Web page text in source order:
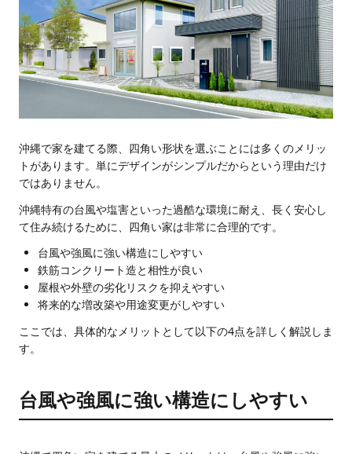
沖縄で家を建てる際、四角い形状を選ぶことには多くのメリッ
トがあります。単にデザインがシンプルだからという理由だけ
ではありません。
沖縄特有の台風や塩害といった過酷な環境に耐え、長く安心し
て住み続けるために、四角い家は非常に合理的です。
台風や強風に強い構造にしやすい
鉄筋コンクリート造と相性が良い
屋根や外壁の劣化リスクを抑えやすい
将来的な増改築や用途変更がしやすい
ここでは、具体的なメリットとして以下の4点を詳しく解説しま
す。
台風や強風に強い構造にしやすい